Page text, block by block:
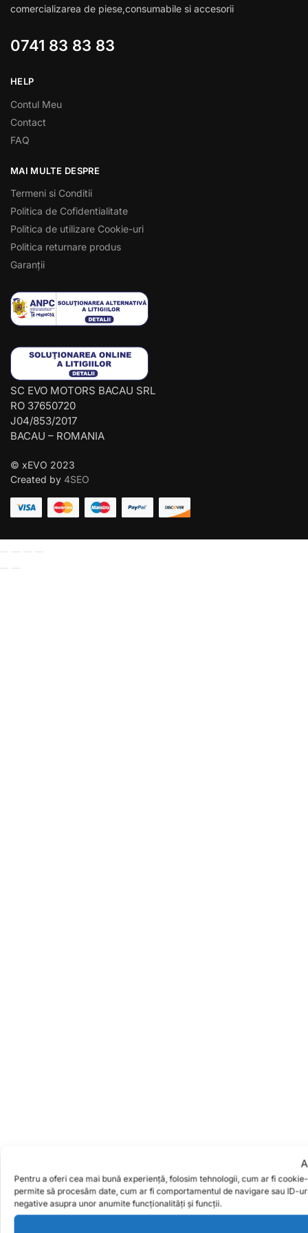
Pentru a oferi cea mai bună experiență, folosim tehnologii, cum ar fi
permite să procesăm date, cum ar fi comportamentul de navigare sau ID-
negative asupra unor anumite funcționalități și funcții.
comercializarea de piese,consumabile si accesorii
0741 83 83 83
HELP
Contul Meu
Contact
FAQ
MAI MULTE DESPRE
Termeni si Conditii
Politica de Cofidentialitate
Politica de utilizare Cookie-uri
Politica returnare produs
Garanții
SC EVO MOTORS BACAU SRL
RO 37650720
J04/853/2017
BACAU – ROMANIA
© xEVO 2023
Created by 4SEO